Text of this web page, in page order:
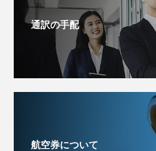
通訳の手配
航空券について